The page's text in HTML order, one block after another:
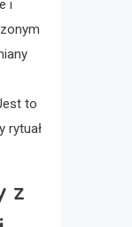
i
to
rytuał
z